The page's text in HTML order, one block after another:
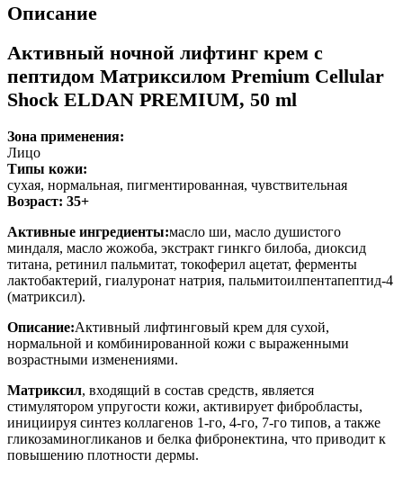
Описание
Активный ночной лифтинг крем с
пептидом Матриксилом Premium Cellular
Shock ELDAN PREMIUM, 50 ml
Зона применения:
Лицо
Типы кожи:
cухая, нормальная, пигментированная, чувствительная
Возраст: 35+
Активные ингредиенты:масло ши, масло душистого
миндаля, масло жожоба, экстракт гинкго билоба, диоксид
титана, ретинил пальмитат, токоферил ацетат, ферменты
лактобактерий, гиалуронат натрия, пальмитоилпентапептид-4
(матриксил).
Описание:Активный лифтинговый крем для сухой,
нормальной и комбинированной кожи с выраженными
возрастными изменениями.
Матриксил, входящий в состав средств, является
стимулятором упругости кожи, активирует фибробласты,
инициируя синтез коллагенов 1-го, 4-го, 7-го типов, а также
гликозаминогликанов и белка фибронектина, что приводит к
повышению плотности дермы.